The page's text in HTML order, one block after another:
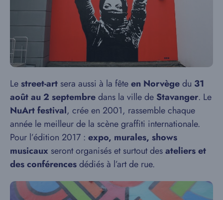
Lestreet-art sera aussi à la fêteen Norvègedu 31
août au 2 septembredans la ville de Stavanger. Le
NuArt festival, crée en 2001, rassemble chaque
année le meilleur de la scène graffiti internationale.
Pour l’édition 2017 : expo, murales, shows
musicaux seront organisés et surtout desateliers et
des conférencesdédiés à l’art de rue.